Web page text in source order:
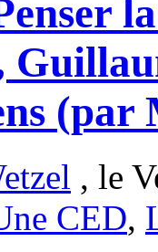
(par
, le
CED,